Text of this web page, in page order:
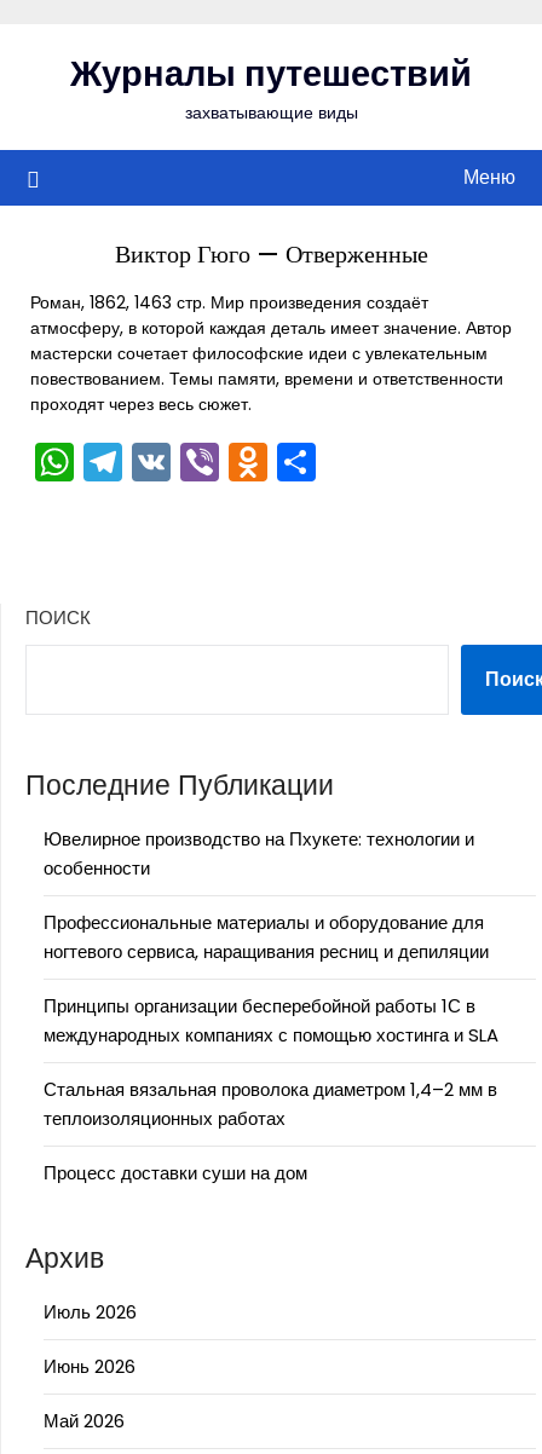
содержимомуЖурналы путешествий
захватывающие виды
Меню
Виктор Гюго — Отверженные
Роман, 1862, 1463 стр. Мир произведения создаёт
атмосферу, в которой каждая деталь имеет значение. Автор
мастерски сочетает философские идеи с увлекательным
повествованием. Темы памяти, времени и ответственности
проходят через весь сюжет.
WhatsApp
Telegram
VKViberOdnoklassniki
ПОИСК
Последние Публикации
Ювелирное производство на Пхукете: технологии и
особенности
Профессиональные материалы и оборудование для
ногтевого сервиса, наращивания ресниц и депиляции
Принципы организации бесперебойной работы 1С в
международных компаниях с помощью хостинга и SLA
Стальная вязальная проволока диаметром 1,4–2 мм в
теплоизоляционных работах
Процесс доставки суши на дом
Архив
Июль 2026
Июнь 2026
Май 2026